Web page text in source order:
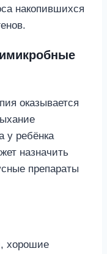
накопившихся
оказывается
у ребёнка
назначить
препараты
хорошие